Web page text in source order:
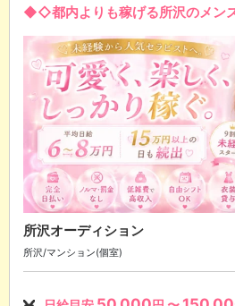
◆◇都内よりも稼げる所沢のメ
所沢オーディション
所沢/マンション(個室)